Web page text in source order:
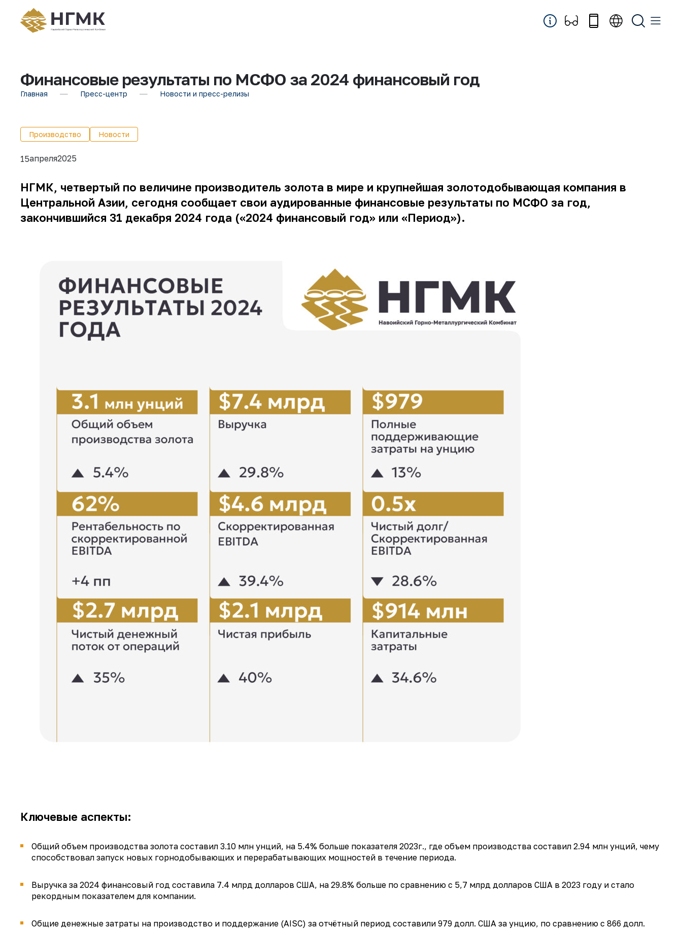
Финансовые результаты по МСФО за 2024 финансовый год
Главная Пресс-центр Новости и пресс-релизы
Производство Новости
15апреля2025
НГМК, четвертый по величине производитель золота в мире и крупнейшая золотодобывающая компания в
Центральной Азии, сегодня сообщает свои аудированные финансовые результаты по МСФО за год,
закончившийся 31 декабря 2024 года («2024 финансовый год» или «Период»).
Ключевые аспекты:
Общий объем производства золота составил 3.10 млн унций, на 5.4% больше показателя 2023г., где объем производства составил 2.94 млн унций, чему
способствовал запуск новых горнодобывающих и перерабатывающих мощностей в течение периода.
Выручка за 2024 финансовый год составила 7.4 млрд долларов США, на 29.8% больше по сравнению с 5,7 млрд долларов США в 2023 году и стало
рекордным показателем для компании.
Общие денежные затраты на производство и поддержание (AISC) за отчётный период составили 979 долл. США за унцию, по сравнению с 866 долл.